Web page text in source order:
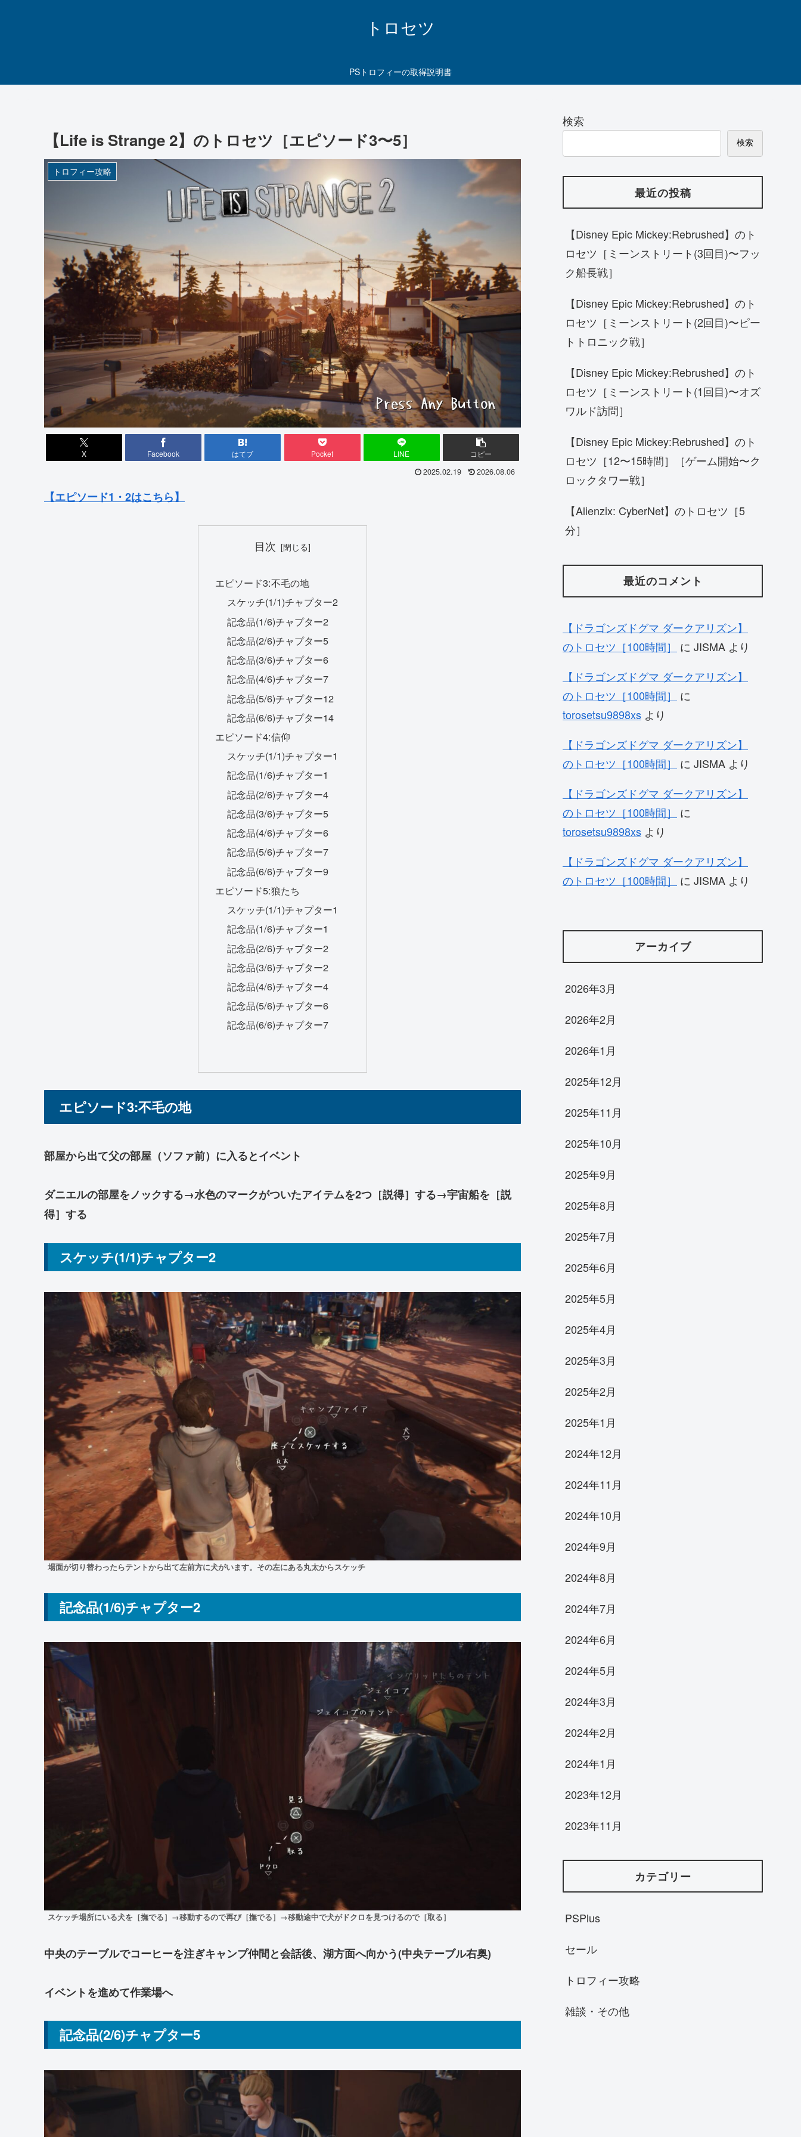
トロセツ
PSトロフィーの取得説明書
【Life is Strange 2】のトロセツ［エピソード3〜5］
トロフィー攻略
X Facebook はてブ Pocket LINE コピー
2025.02.19 2026.08.06
【エピソード1・2はこちら】
目次
エピソード3:不毛の地
スケッチ(1/1)チャプター2
記念品(1/6)チャプター2
記念品(2/6)チャプター5
記念品(3/6)チャプター6
記念品(4/6)チャプター7
記念品(5/6)チャプター12
記念品(6/6)チャプター14
エピソード4:信仰
スケッチ(1/1)チャプター1
記念品(1/6)チャプター1
記念品(2/6)チャプター4
記念品(3/6)チャプター5
記念品(4/6)チャプター6
記念品(5/6)チャプター7
記念品(6/6)チャプター9
エピソード5:狼たち
スケッチ(1/1)チャプター1
記念品(1/6)チャプター1
記念品(2/6)チャプター2
記念品(3/6)チャプター2
記念品(4/6)チャプター4
記念品(5/6)チャプター6
記念品(6/6)チャプター7
エピソード3:不毛の地
部屋から出て父の部屋（ソファ前）に入るとイベント
ダニエルの部屋をノックする→水色のマークがついたアイテムを2つ［説得］する→宇宙船を［説
得］する
スケッチ(1/1)チャプター2
場面が切り替わったらテントから出て左前方に犬がいます。その左にある丸太からスケッチ
記念品(1/6)チャプター2
スケッチ場所にいる犬を［撫でる］→移動するので再び［撫でる］→移動途中で犬がドクロを見つけるので［取る］
中央のテーブルでコーヒーを注ぎキャンプ仲間と会話後、湖方面へ向かう(中央テーブル右奥)
イベントを進めて作業場へ
記念品(2/6)チャプター5
検索
検索
最近の投稿
【Disney Epic Mickey:Rebrushed】のト
ロセツ［ミーンストリート(3回目)〜フッ
ク船長戦］
【Disney Epic Mickey:Rebrushed】のト
ロセツ［ミーンストリート(2回目)〜ピー
トトロニック戦］
【Disney Epic Mickey:Rebrushed】のト
ロセツ［ミーンストリート(1回目)〜オズ
ワルド訪問］
【Disney Epic Mickey:Rebrushed】のト
ロセツ［12〜15時間］［ゲーム開始〜ク
ロックタワー戦］
【Alienzix: CyberNet】のトロセツ［5
分］
最近のコメント
【ドラゴンズドグマ ダークアリズン】
のトロセツ［100時間］
に JISMA より
【ドラゴンズドグマ ダークアリズン】
のトロセツ［100時間］
に
torosetsu9898xs より
【ドラゴンズドグマ ダークアリズン】
のトロセツ［100時間］
に JISMA より
【ドラゴンズドグマ ダークアリズン】
のトロセツ［100時間］
に
torosetsu9898xs より
【ドラゴンズドグマ ダークアリズン】
のトロセツ［100時間］
に JISMA より
アーカイブ
2026年3月
2026年2月
2026年1月
2025年12月
2025年11月
2025年10月
2025年9月
2025年8月
2025年7月
2025年6月
2025年5月
2025年4月
2025年3月
2025年2月
2025年1月
2024年12月
2024年11月
2024年10月
2024年9月
2024年8月
2024年7月
2024年6月
2024年5月
2024年3月
2024年2月
2024年1月
2023年12月
2023年11月
カテゴリー
PSPlus
セール
トロフィー攻略
雑談・その他